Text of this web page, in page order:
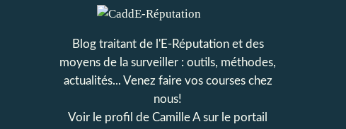
Blog traitant de l'E-Réputation et des
moyens de la surveiller : outils, méthodes,
actualités... Venez faire vos courses chez
nous!
Voir le profil de Camille A sur le portail